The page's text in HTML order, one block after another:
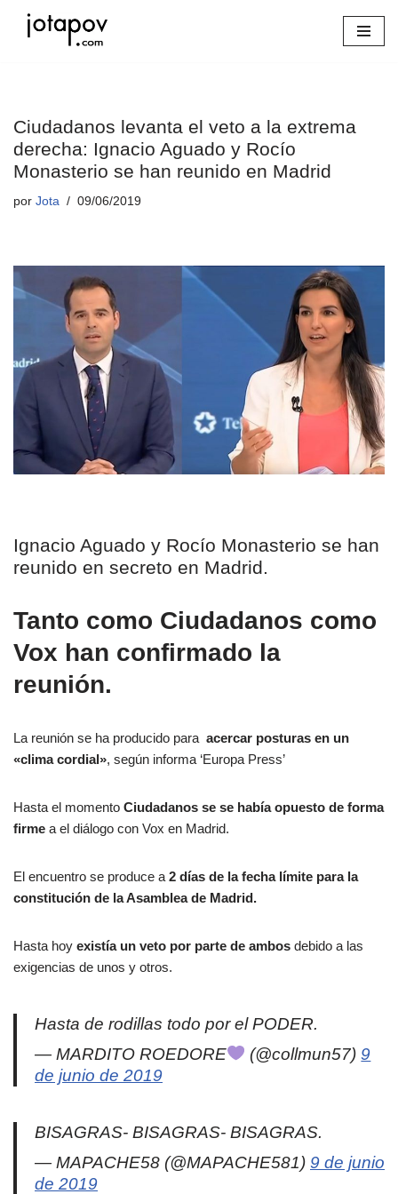
Ciudadanos levanta el veto a la extrema
derecha: Ignacio Aguado y Rocío
Monasterio se han reunido en Madrid
por Jota 09/06/2019
Ignacio Aguado y Rocío Monasterio se han
reunido en secreto en Madrid.
Tanto como Ciudadanos como
Vox han confirmado la
reunión.
La reunión se ha producido para acercar posturas en un
«clima cordial», según informa ‘Europa Press’
Hasta el momento Ciudadanos se se había opuesto de forma
firme a el diálogo con Vox en Madrid.
El encuentro se produce a 2 días de la fecha límite para la
constitución de la Asamblea de Madrid.
Hasta hoy existía un veto por parte de ambos debido a las
exigencias de unos y otros.
Hasta de rodillas todo por el PODER.
— MARDITO ROEDORE
(@collmun57)9
de junio de 2019
BISAGRAS- BISAGRAS- BISAGRAS.
— MAPACHE58 (@MAPACHE581) 9 de junio
de 2019